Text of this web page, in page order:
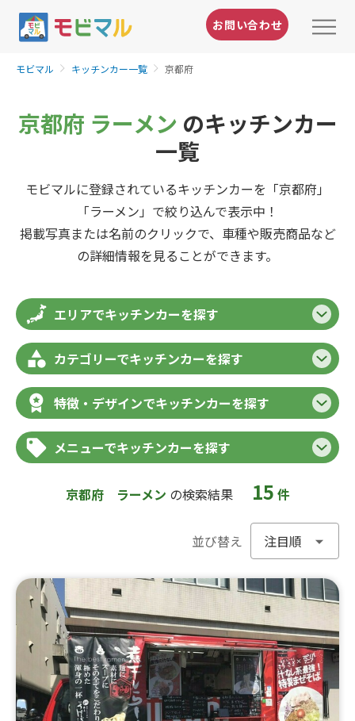
お問い合わせ
モビマル キッチンカー一覧 京都府
京都府 ラーメン のキッチンカー
一覧
モビマルに登録されているキッチンカーを「京都府」
「ラーメン」で絞り込んで表示中！
掲載写真または名前のクリックで、車種や販売商品など
の詳細情報を見ることができます。
エリアでキッチンカーを探す
カテゴリーでキッチンカーを探す
特徴・デザインでキッチンカーを探す
メニューでキッチンカーを探す
京都府 ラーメン の検索結果 15 件
並び替え